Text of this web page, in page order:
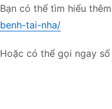
Bạn có thể tìm hiểu
benh-tai-nha/
Hoặc có thể gọi ngay